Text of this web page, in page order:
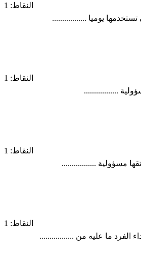
النقاط: 1
تستخدمها يوميا .................
النقاط: 1
.................
النقاط: 1
مسؤولية .................
النقاط: 1
الفرد ما عليه من .................